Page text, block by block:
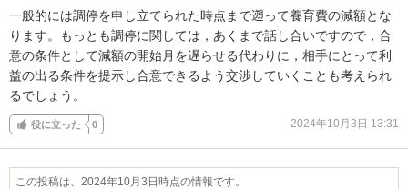
一般的には調停を申し立てられた時点まで遡って養育費の減額とな
ります。もっとも調停に関しては，あくまで話し合いですので，合
意の条件として減額の開始月を遅らせる代わりに，相手にとって利
益の出る条件を提示し合意できるよう交渉していくことも考えられ
るでしょう。
役に立った 0 2024年10月3日 13:31
この投稿は、2024年10月3日時点の情報です。